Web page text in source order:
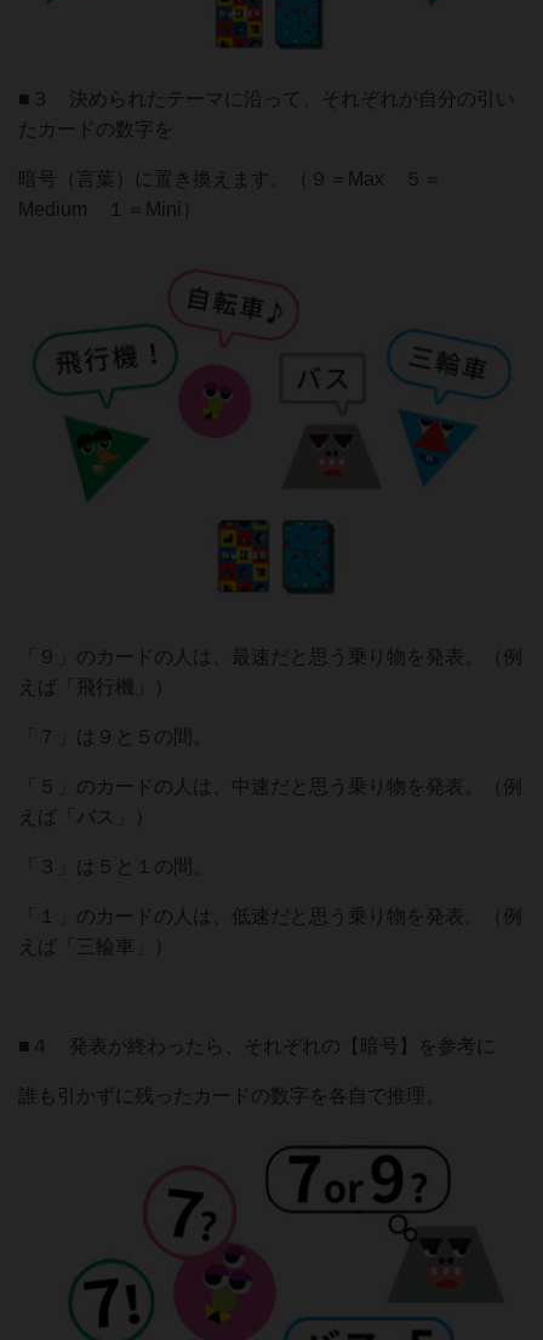
■３ 決められたテーマに沿って、それぞれが自分の引い
たカードの数字を
暗号（言葉）に置き換えます。（９＝Max ５＝
Medium １＝Mini）
「９」のカードの人は、最速だと思う乗り物を発表。（例
えば「飛行機」）
「７」は９と５の間。
「５」のカードの人は、中速だと思う乗り物を発表。（例
えば「バス」）
「３」は５と１の間。
「１」のカードの人は、低速だと思う乗り物を発表。（例
えば「三輪車」）
■４ 発表が終わったら、それぞれの【暗号】を参考に
誰も引かずに残ったカードの数字を各自で推理。